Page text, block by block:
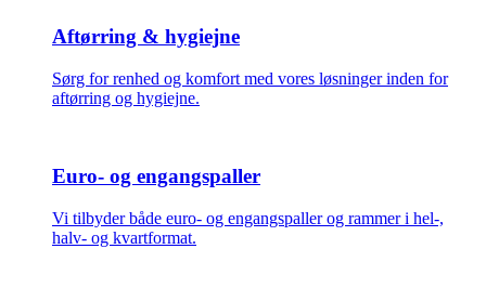
Aftørring & hygiejne
Sørg for renhed og komfort med vores løsninger inden for
aftørring og hygiejne.
Euro- og engangspaller
Vi tilbyder både euro- og engangspaller og rammer i hel-,
halv- og kvartformat.